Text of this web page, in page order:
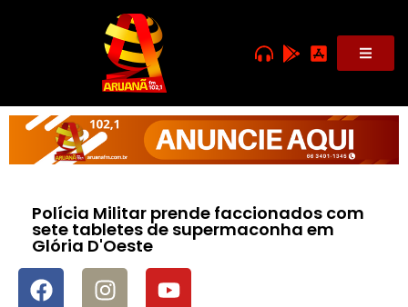
Polícia Militar prende faccionados com
sete tabletes de supermaconha em
Glória D'Oeste